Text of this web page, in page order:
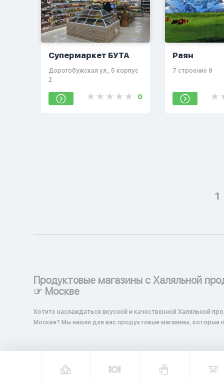
Супермаркет БУТА
Дорогобужская ул., 5 корпус
2
0
Раян
7 строение 9
1
Продуктовые магазины с Халяльной
☞ Москве
Хотите наслаждаться вкусной и качественной Халяльной
Москве? Мы нашли для вас продуктовые магазины, которые